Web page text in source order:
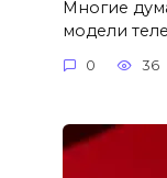
Многие
модели
0 36